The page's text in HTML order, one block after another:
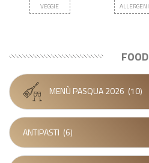
VEGGIE ALLERGENI
FOOD
MENÙ PASQUA 2026 (10)
ANTIPASTI (6)